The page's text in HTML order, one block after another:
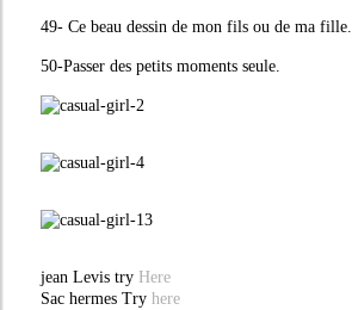
49- Ce beau dessin de mon fils ou de ma fille.
50-Passer des petits moments seule.
jean Levis try Here
Sac hermes Try here